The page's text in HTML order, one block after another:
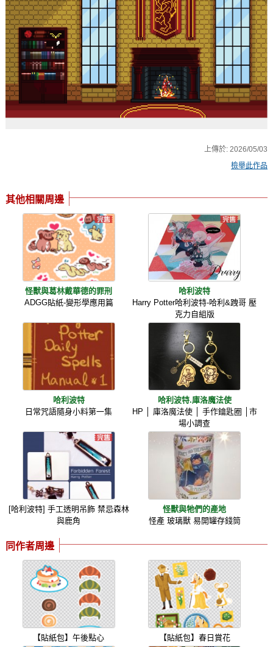
上傳於: 2026/05/03
檢舉此作品
其他相關周邊
怪獸與葛林戴華德的罪刑
ADGG貼紙-變形學應用篇
哈利波特
Harry Potter哈利波特-哈利&跩哥 壓
克力自組版
哈利波特
日常咒語隨身小料第一集
哈利波特.庫洛魔法使
HP │ 庫洛魔法使 │ 手作鑰匙圈 │市
場小調查
[哈利波特] 手工透明吊飾 禁忌森林
與鹿角
怪獸與牠們的產地
怪產 玻璃獸 易開罐存錢筒
同作者周邊
【貼紙包】午後點心 【貼紙包】春日賞花